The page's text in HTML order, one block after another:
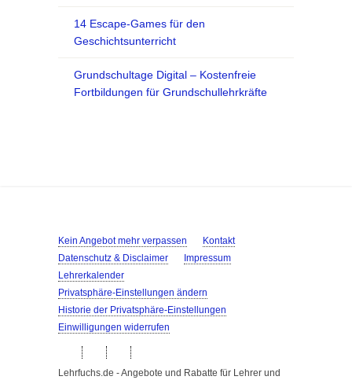
14 Escape-Games für den
Geschichtsunterricht
Grundschultage Digital – Kostenfreie
Fortbildungen für Grundschullehrkräfte
Kein Angebot mehr verpassen
Kontakt
Datenschutz & Disclaimer
Impressum
Lehrerkalender
Privatsphäre-Einstellungen ändern
Historie der Privatsphäre-Einstellungen
Einwilligungen widerrufen
Lehrfuchs.de - Angebote und Rabatte für Lehrer und